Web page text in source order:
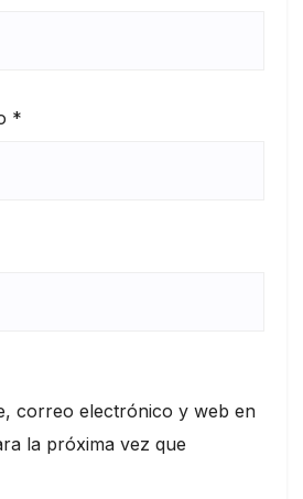
*
correo electrónico y web en
la próxima vez que